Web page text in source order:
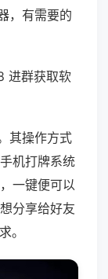
，有需要的
进群获取软
其操作方式
机打牌系统
一键便可以
分享给好友
。